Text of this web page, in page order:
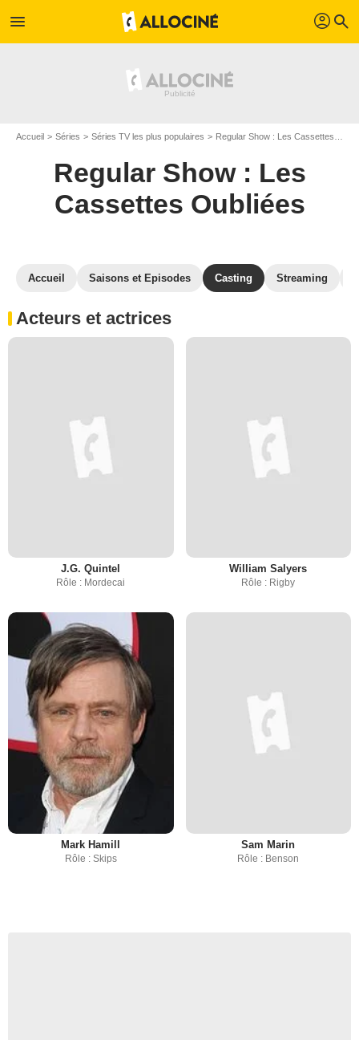
menu profil search
Accueil Séries Séries TV les plus populaires Regular Show : Les Cassettes Oubliées
Regular Show : Les
Cassettes Oubliées
Accueil Saisons et Episodes Casting Streaming
Acteurs et actrices
J.G. Quintel
Rôle : Mordecai
William Salyers
Rôle : Rigby
Mark Hamill
Rôle : Skips
Sam Marin
Rôle : Benson